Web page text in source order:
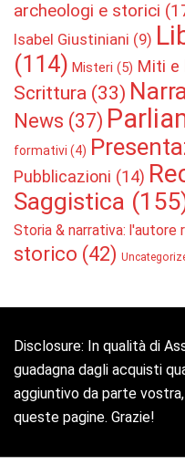
archeologi e storici
Isabel Giustiniani (9)
(114) Misteri (5) Miti e
Scrittura (33)
News (37)
formativi (4)
Pubblicazioni (14)
Saggistica
Storia & narrativa: l'autore
storico (42)
Disclosure: In qualità di
guadagna dagli acquisti
aggiuntivo da parte
queste pagine. Grazie!